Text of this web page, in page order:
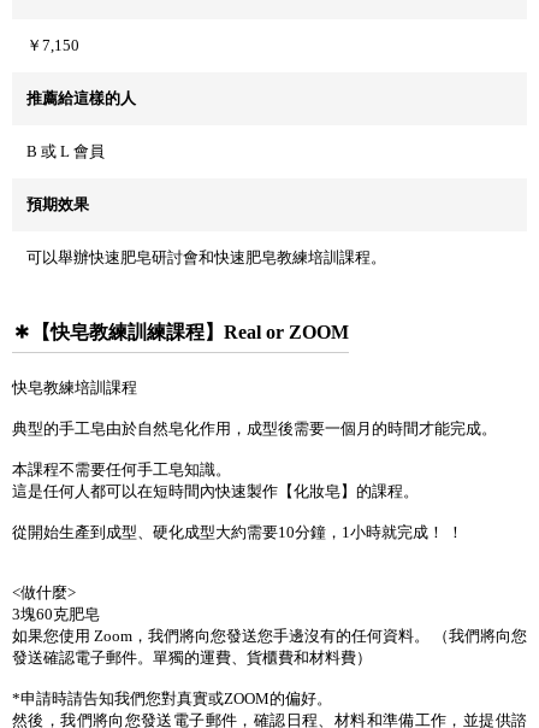
￥7,150
推薦給這樣的人
B 或 L 會員
預期效果
可以舉辦快速肥皂研討會和快速肥皂教練培訓課程。
【快皂教練訓練課程】Real or ZOOM
快皂教練培訓課程
典型的手工皂由於自然皂化作用，成型後需要一個月的時間才能完成。
本課程不需要任何手工皂知識。
這是任何人都可以在短時間內快速製作【化妝皂】的課程。
從開始生產到成型、硬化成型大約需要10分鐘，1小時就完成！ ！
<做什麼>
3塊60克肥皂
如果您使用 Zoom，我們將向您發送您手邊沒有的任何資料。 （我們將向您
發送確認電子郵件。單獨的運費、貨櫃費和材料費）
*申請時請告知我們您對真實或ZOOM的偏好。
然後，我們將向您發送電子郵件，確認日程、材料和準備工作，並提供諮